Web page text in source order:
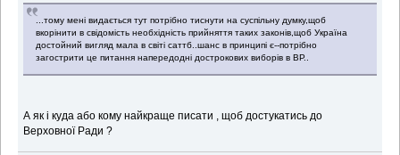
...тому мені видається тут потрібно тиснути на суспільну думку,щоб
вкорінити в свідомість необхідність прийняття таких законів,щоб Україна
достойний вигляд мала в світі саттб..шанс в принципі є--потрібно
загострити це питання напередодні дострокових виборів в ВР..
А як і куда або кому найкраще писати , щоб достукатись до
Верховної Ради ?